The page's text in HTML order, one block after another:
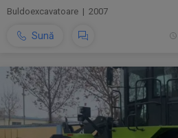
Buldoexcavatoare | 2007
Sună